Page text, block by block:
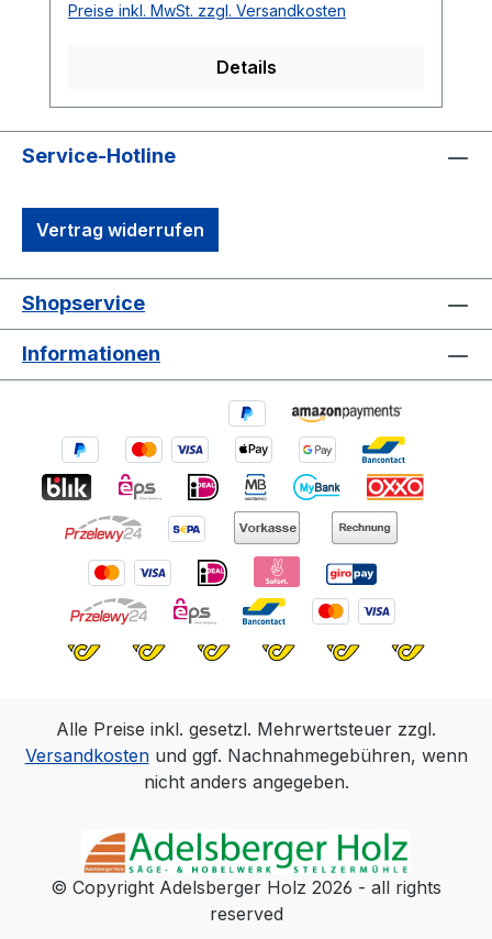
Preise inkl. MwSt. zzgl. Versandkosten
Details
Service-Hotline
Vertrag widerrufen
Shopservice
Informationen
Alle Preise inkl. gesetzl. Mehrwertsteuer zzgl.
Versandkostenund ggf. Nachnahmegebühren, wenn
nicht anders angegeben.
© Copyright Adelsberger Holz 2026 - all rights
reserved